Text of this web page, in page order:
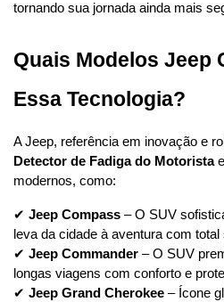
tornando sua jornada ainda mais
Quais Modelos Jeep
Essa Tecnologia?
Detector de Fadiga do Motorista
modernos, como:
✔ Jeep Compass – O SUV
leva da cidade à aventura com total
✔ Jeep Commander – O SUV
longas viagens com conforto e
✔ Jeep Grand Cherokee – Ícone